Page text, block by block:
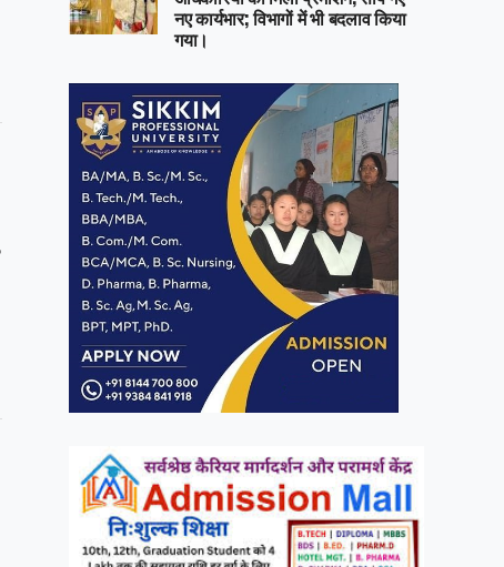
नए कार्यभार; विभागों में भी बदलाव किया
गया।